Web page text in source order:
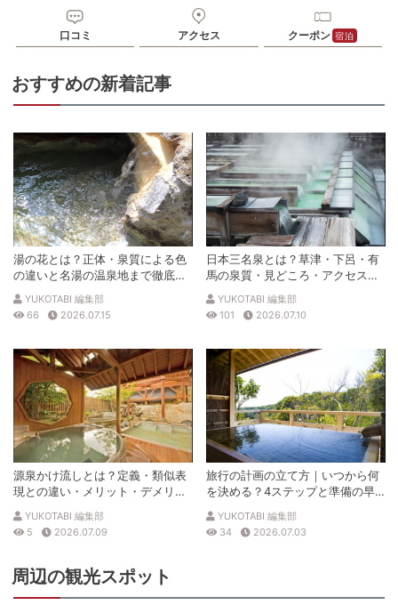
口コミ アクセス クーポン 宿泊
おすすめの新着記事
湯の花とは？正体・泉質による色
の違いと名湯の温泉地まで徹底解
説
YUKOTABI 編集部
66
2026.07.15
日本三名泉とは？草津・下呂・有
馬の泉質・見どころ・アクセスを
徹底解説
YUKOTABI 編集部
101
2026.07.10
源泉かけ流しとは？定義・類似表
現との違い・メリット・デメリッ
トを解説
YUKOTABI 編集部
5
2026.07.09
旅行の計画の立て方｜いつから何
を決める？4ステップと準備の早
見表
YUKOTABI 編集部
34
2026.07.03
周辺の観光スポット